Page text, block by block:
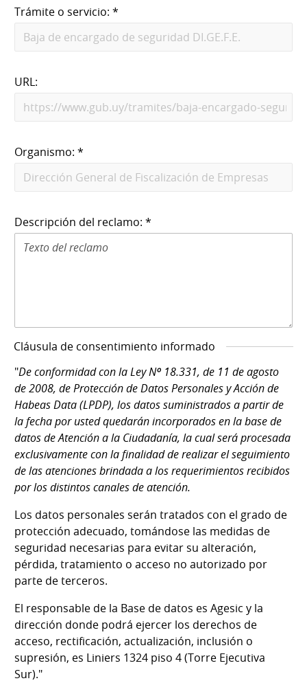
Trámite o servicio: *
URL:
Organismo: *
Descripción del reclamo: *
Cláusula de consentimiento informado
"De conformidad con la Ley Nº 18.331, de 11 de agosto
de 2008, de Protección de Datos Personales y Acción de
Habeas Data (LPDP), los datos suministrados a partir de
la fecha por usted quedarán incorporados en la base de
datos de Atención a la Ciudadanía, la cual será procesada
exclusivamente con la finalidad de realizar el seguimiento
de las atenciones brindada a los requerimientos recibidos
por los distintos canales de atención.
Los datos personales serán tratados con el grado de
protección adecuado, tomándose las medidas de
seguridad necesarias para evitar su alteración,
pérdida, tratamiento o acceso no autorizado por
parte de terceros.
El responsable de la Base de datos es Agesic y la
dirección donde podrá ejercer los derechos de
acceso, rectificación, actualización, inclusión o
supresión, es Liniers 1324 piso 4 (Torre Ejecutiva
Sur)."